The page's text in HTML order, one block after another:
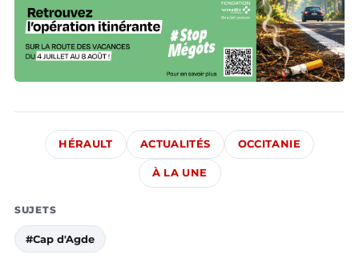
HÉRAULT ACTUALITÉS OCCITANIE
À LA UNE
SUJETS
#Cap d'Agde